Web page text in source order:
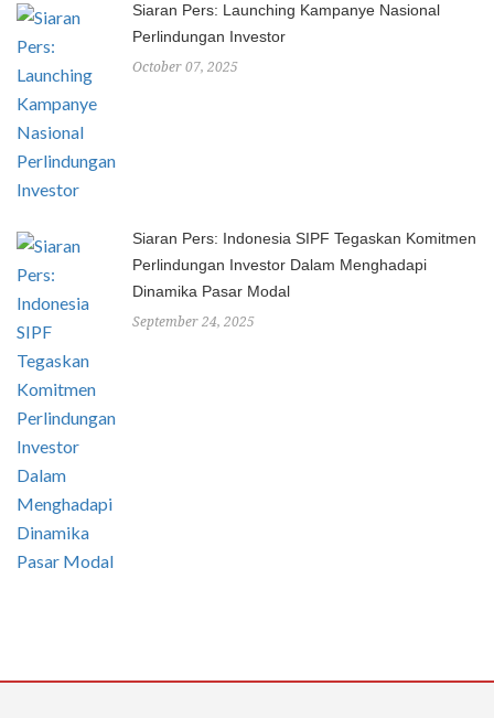
Siaran Pers: Launching Kampanye Nasional
Perlindungan Investor
October 07, 2025
Siaran Pers: Indonesia SIPF Tegaskan Komitmen
Perlindungan Investor Dalam Menghadapi
Dinamika Pasar Modal
September 24, 2025